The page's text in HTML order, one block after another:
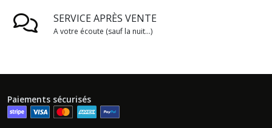
SERVICE APRÈS VENTE
A votre écoute (sauf la nuit...)
Paiements sécurisés